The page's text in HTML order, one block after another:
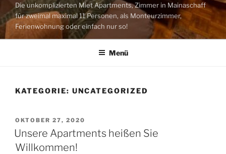
Die unkomplizierten Miet Apartments, Zimmer in Mainaschaff
für zweimal maximal 11 Personen, als Monteurzimmer,
Ferienwohnung oder einfach nur so!
Menü
KATEGORIE: UNCATEGORIZED
VERÖFFENTLICHT
AM
OKTOBER 27, 2020
Unsere Apartments heißen Sie
Willkommen!